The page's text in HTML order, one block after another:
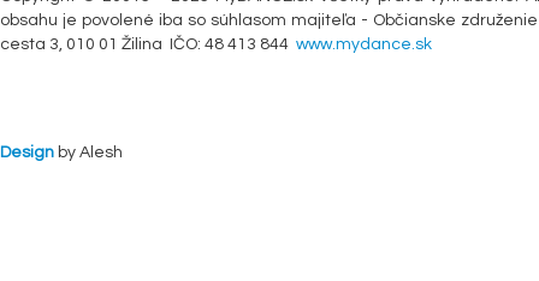
obsahu je povolené iba so súhlasom majiteľa - Občianske
cesta 3, 010 01 Žilina IČO: 48 413 844 www.mydance.sk
Design by Alesh